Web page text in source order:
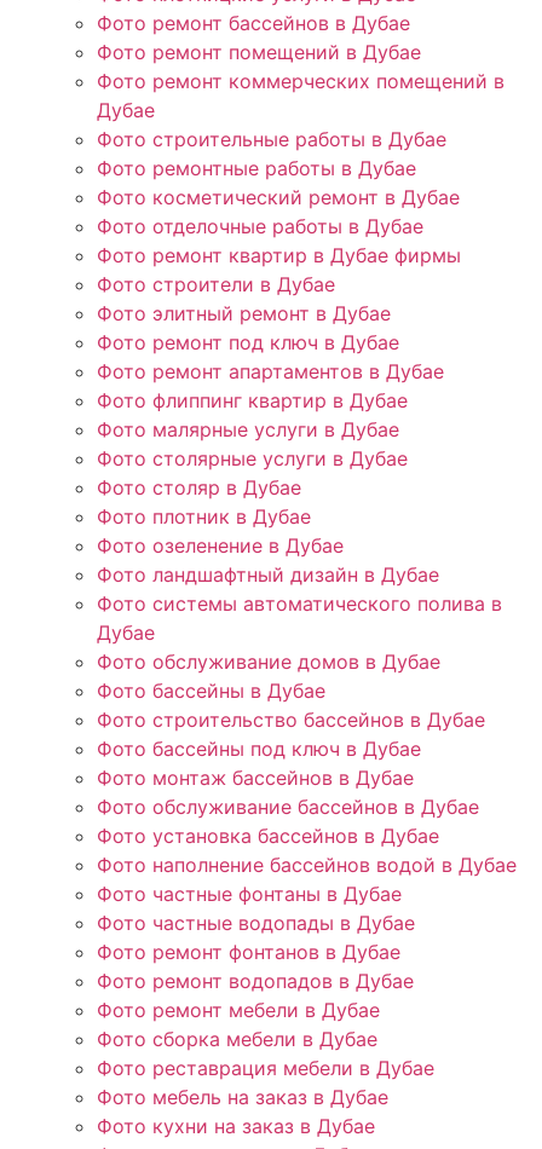
Фото ремонт бассейнов в Дубае
Фото ремонт помещений в Дубае
Фото ремонт коммерческих помещений в
Дубае
Фото строительные работы в Дубае
Фото ремонтные работы в Дубае
Фото косметический ремонт в Дубае
Фото отделочные работы в Дубае
Фото ремонт квартир в Дубае фирмы
Фото строители в Дубае
Фото элитный ремонт в Дубае
Фото ремонт под ключ в Дубае
Фото ремонт апартаментов в Дубае
Фото флиппинг квартир в Дубае
Фото малярные услуги в Дубае
Фото столярные услуги в Дубае
Фото столяр в Дубае
Фото плотник в Дубае
Фото озеленение в Дубае
Фото ландшафтный дизайн в Дубае
Фото системы автоматического полива в
Дубае
Фото обслуживание домов в Дубае
Фото бассейны в Дубае
Фото строительство бассейнов в Дубае
Фото бассейны под ключ в Дубае
Фото монтаж бассейнов в Дубае
Фото обслуживание бассейнов в Дубае
Фото установка бассейнов в Дубае
Фото наполнение бассейнов водой в Дубае
Фото частные фонтаны в Дубае
Фото частные водопады в Дубае
Фото ремонт фонтанов в Дубае
Фото ремонт водопадов в Дубае
Фото ремонт мебели в Дубае
Фото сборка мебели в Дубае
Фото реставрация мебели в Дубае
Фото мебель на заказ в Дубае
Фото кухни на заказ в Дубае